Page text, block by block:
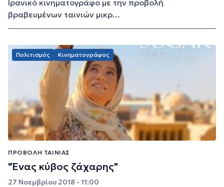
Ιρανικό κινηματογράφο με την προβολή
βραβευμένων ταινιών μικρ...
Πολιτισμός Κινηματογράφος
ΠΡΟΒΟΛΉ ΤΑΙΝΊΑΣ
"Ένας κύβος ζάχαρης"
27 Νοεμβρίου 2018 - 11:00